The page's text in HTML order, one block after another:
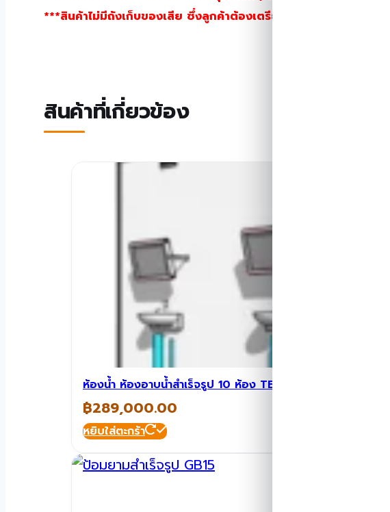
***สินค้าไม่มีถังเก็บของเสีย ซึ่งลูกค้าต้องเตรียมส่วนนี้หน้างาน***
สินค้าที่เกี่ยวข้อง
ห้องน้ำ ห้องอาบน้ำสำเร็จรูป 10 ห้อง TEH-TL05-10
฿289,000.00
หยิบใส่ตะกร้า